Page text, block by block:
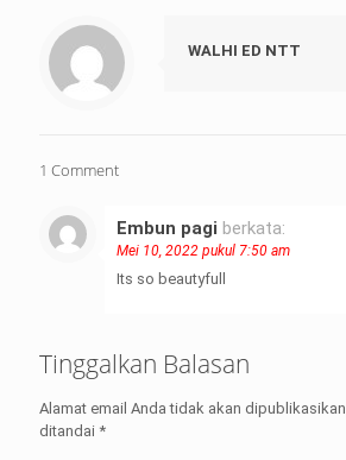
WALHI ED NTT
1 Comment
Embun pagi berkata:
Mei 10, 2022 pukul 7:50 am
Its so beautyfull
Tinggalkan Balasan
Alamat email Anda tidak akan dipublikasikan.
ditandai *